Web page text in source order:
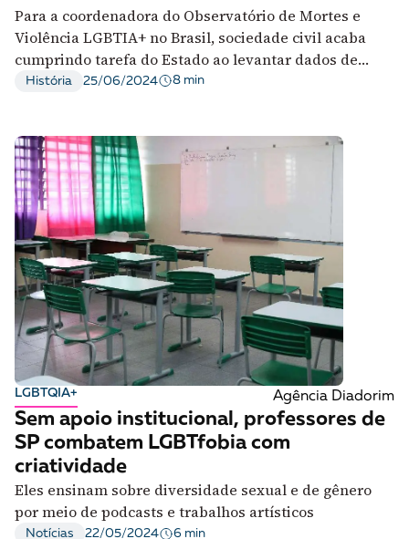
Para a coordenadora do Observatório de Mortes e
Violência LGBTIA+ no Brasil, sociedade civil acaba
cumprindo tarefa do Estado ao levantar dados de
violações contra essa população
História 25/06/2024 8 min
LGBTQIA+ Agência Diadorim
Sem apoio institucional, professores de
SP combatem LGBTfobia com
criatividade
Eles ensinam sobre diversidade sexual e de gênero
por meio de podcasts e trabalhos artísticos
Notícias 22/05/2024 6 min